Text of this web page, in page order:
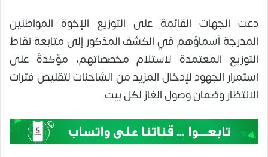
دعت الجهات القائمة على التوزيع الإخوة المواطنين
المدرجة أسماؤهم في الكشف المذكور إلى متابعة نقاط
التوزيع المعتمدة لاستلام مخصصاتهم، مؤكدةً على
استمرار الجهود لإدخال المزيد من الشاحنات لتقليص فترات
الانتظار وضمان وصول الغاز لكل بيت.